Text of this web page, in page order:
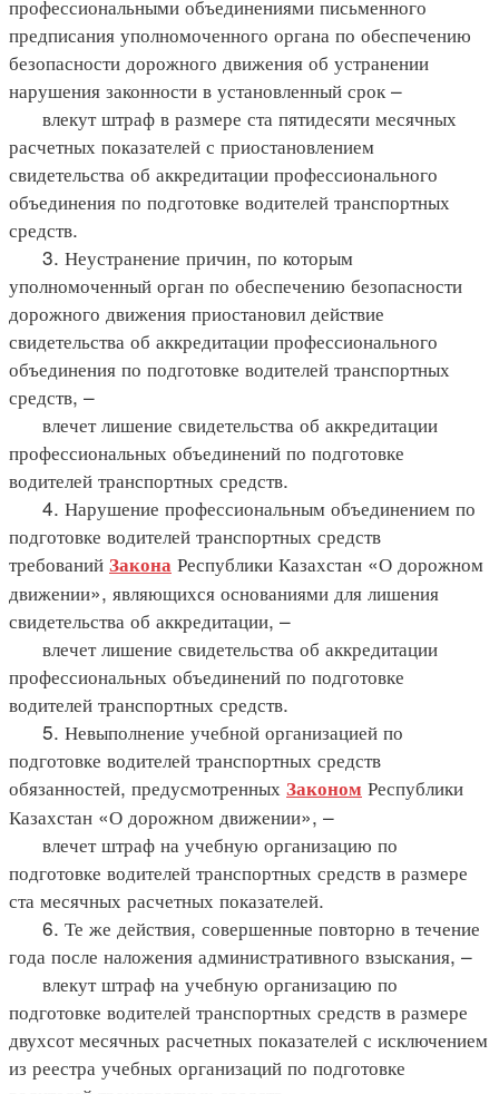
профессиональными объединениями письменного
предписания уполномоченного органа по обеспечению
безопасности дорожного движения об устранении
нарушения законности в установленный срок –
влекут штраф в размере ста пятидесяти месячных
расчетных показателей с приостановлением
свидетельства об аккредитации профессионального
объединения по подготовке водителей транспортных
средств.
3. Неустранение причин, по которым
уполномоченный орган по обеспечению безопасности
дорожного движения приостановил действие
свидетельства об аккредитации профессионального
объединения по подготовке водителей транспортных
средств, –
влечет лишение свидетельства об аккредитации
профессиональных объединений по подготовке
водителей транспортных средств.
4. Нарушение профессиональным объединением по
подготовке водителей транспортных средств
требований Закона Республики Казахстан «О дорожном
движении», являющихся основаниями для лишения
свидетельства об аккредитации, –
влечет лишение свидетельства об аккредитации
профессиональных объединений по подготовке
водителей транспортных средств.
5. Невыполнение учебной организацией по
подготовке водителей транспортных средств
обязанностей, предусмотренных Законом Республики
Казахстан «О дорожном движении», –
влечет штраф на учебную организацию по
подготовке водителей транспортных средств в размере
ста месячных расчетных показателей.
6. Те же действия, совершенные повторно в течение
года после наложения административного взыскания, –
влекут штраф на учебную организацию по
подготовке водителей транспортных средств в размере
двухсот месячных расчетных показателей с исключением
из реестра учебных организаций по подготовке